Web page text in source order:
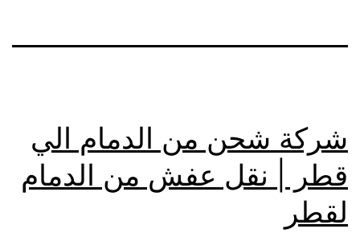
شركة شحن من الدمام الي
قطر | نقل عفش من الدمام
لقطر